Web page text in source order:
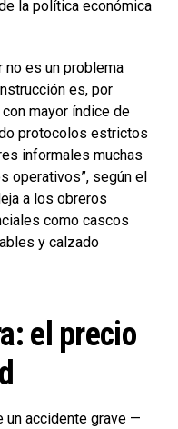
la política económica
no es un problema
es, por
mayor índice de
protocolos estrictos
informales muchas
operativos”, según el
a los obreros
como cascos
y calzado
el precio
un accidente grave —